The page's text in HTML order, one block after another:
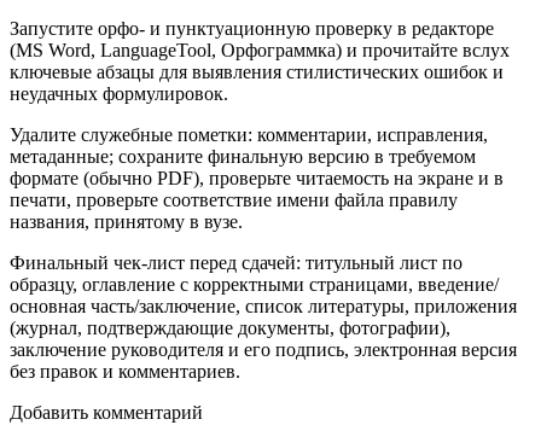
Запустите орфо- и пунктуационную проверку в редакторе
(MS Word, LanguageTool, Орфограммка) и прочитайте вслух
ключевые абзацы для выявления стилистических ошибок и
неудачных формулировок.
Удалите служебные пометки: комментарии, исправления,
метаданные; сохраните финальную версию в требуемом
формате (обычно PDF), проверьте читаемость на экране и в
печати, проверьте соответствие имени файла правилу
названия, принятому в вузе.
Финальный чек-лист перед сдачей: титульный лист по
образцу, оглавление с корректными страницами, введение/
основная часть/заключение, список литературы, приложения
(журнал, подтверждающие документы, фотографии),
заключение руководителя и его подпись, электронная версия
без правок и комментариев.
Добавить комментарий